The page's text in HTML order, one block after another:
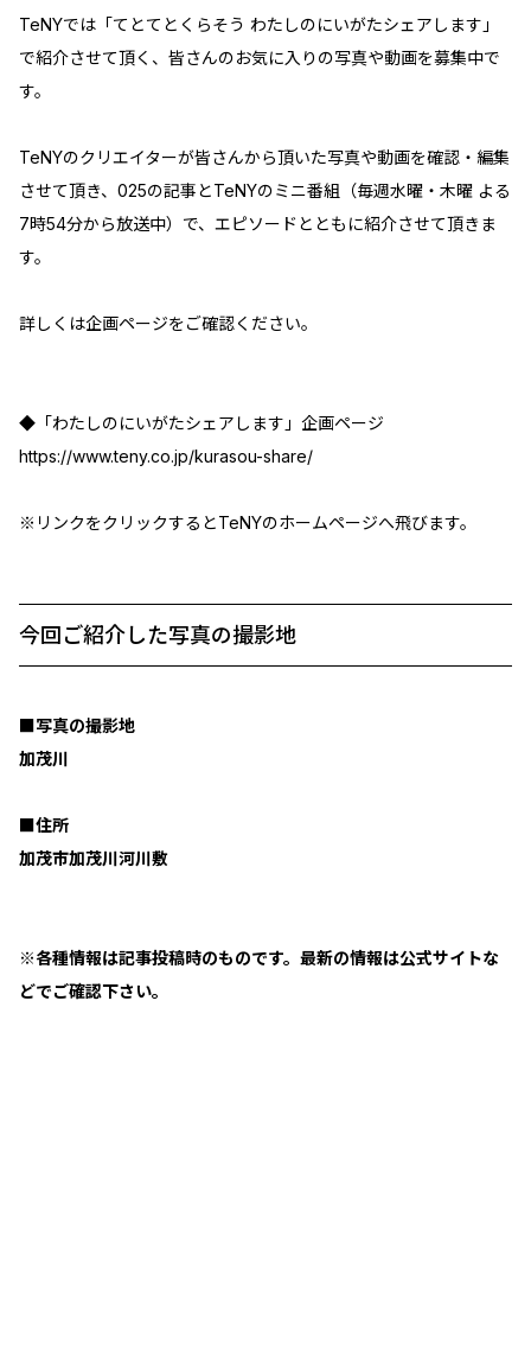
TeNYでは「てとてとくらそう わたしのにいがたシェアします」
で紹介させて頂く、皆さんのお気に入りの写真や動画を募集中で
す。
TeNYのクリエイターが皆さんから頂いた写真や動画を確認・編集
させて頂き、025の記事とTeNYのミニ番組（毎週水曜・木曜 よる
7時54分から放送中）で、エピソードとともに紹介させて頂きま
す。
詳しくは企画ページをご確認ください。
◆「わたしのにいがたシェアします」企画ページ
https://www.teny.co.jp/kurasou-share/
※リンクをクリックするとTeNYのホームページへ飛びます。
今回ご紹介した写真の撮影地
■写真の撮影地
加茂川
■住所
加茂市加茂川河川敷
※各種情報は記事投稿時のものです。最新の情報は公式サイトな
どでご確認下さい。